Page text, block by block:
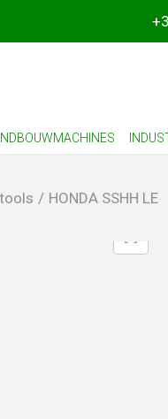
/ HONDA SSHH LE